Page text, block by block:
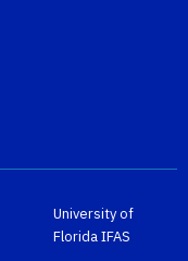
University of
FloridaIFAS